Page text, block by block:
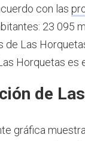
con las
23 095
de Las
Horquetas es
de
gráfica